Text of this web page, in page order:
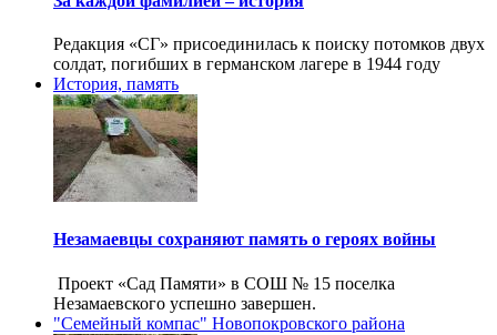
Редакция «СГ» присоединилась к поиску потомков двух
солдат, погибших в германском лагере в 1944 году
История, память
Незамаевцы сохраняют память о героях войны
Проект «Сад Памяти» в СОШ № 15 поселка
Незамаевского успешно завершен.
"Семейный компас" Новопокровского района